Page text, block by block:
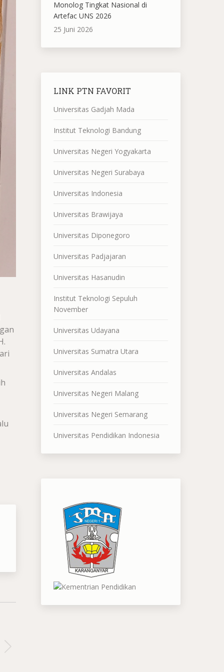
Monolog Tingkat Nasional di
Artefac UNS 2026
25 Juni 2026
LINK PTN FAVORIT
Universitas Gadjah Mada
Institut Teknologi Bandung
Universitas Negeri Yogyakarta
Universitas Negeri Surabaya
Universitas Indonesia
Universitas Brawijaya
Universitas Diponegoro
Universitas Padjajaran
Universitas Hasanudin
Institut Teknologi Sepuluh
November
Universitas Udayana
Universitas Sumatra Utara
Universitas Andalas
Universitas Negeri Malang
Universitas Negeri Semarang
Universitas Pendidikan Indonesia